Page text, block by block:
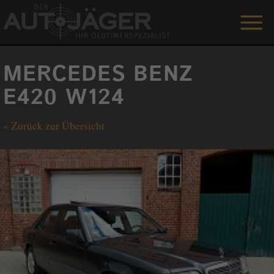
ANGEBOTE
LEISTUNGEN
REFERENZEN
DER AUTOJÄGER
GÄSTEBUCH
KONTAKT
ENGLISH
0 1515 / 466 66 80
MERCEDES BENZ
E420 W124
« Zurück zur Übersicht